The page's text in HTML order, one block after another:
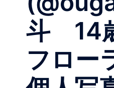
斗 14
フロー